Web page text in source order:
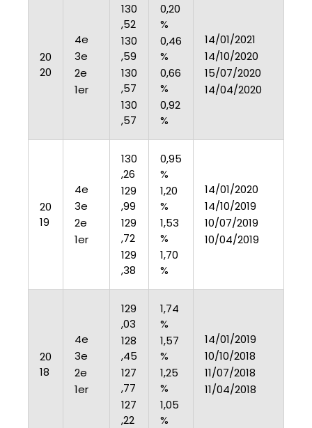
20
20
4e
3e
2e
1er
130
,52
130
,59
130
,57
130
,57
0,20
%
0,46
%
0,66
%
0,92
%
14/01/2021
14/10/2020
15/07/2020
14/04/2020
20
19
4e
3e
2e
1er
130
,26
129
,99
129
,72
129
,38
0,95
%
1,20
%
1,53
%
1,70
%
14/01/2020
14/10/2019
10/07/2019
10/04/2019
20
18
4e
3e
2e
1er
129
,03
128
,45
127
,77
127
,22
1,74
%
1,57
%
1,25
%
1,05
%
14/01/2019
10/10/2018
11/07/2018
11/04/2018